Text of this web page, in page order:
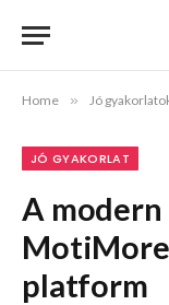
Home » Jó
JÓ GYAKORLAT
A
platform